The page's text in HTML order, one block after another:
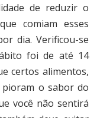
de reduzir o
comiam esses
dia. Verificou-se
foi de até 14
certos alimentos,
o sabor do
você não sentirá